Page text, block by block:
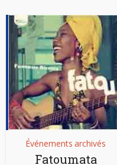
Événements archivés
Fatoumata